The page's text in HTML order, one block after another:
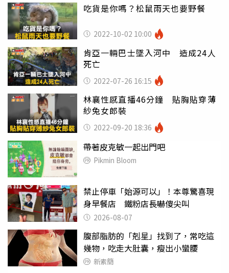
吃貨是你嗎？松鼠雨天也要野餐
2022-10-02 10:00
肯亞一輛巴士墜入河中 造成24人
死亡
2022-07-26 16:15
林襄性感直播46分鐘 貼胸貼穿薄
紗兔女郎裝
2022-09-20 18:36
帶著皮克敏一起出門吧
Pikmin Bloom
禁止停車「始源可以」！本尊驚喜現
身早餐店 鐵粉店長嚇傻尖叫
2026-08-07
腹部脂肪的「剋星」找到了，常吃這
幾物，吃走大肚囊，瘦出小蠻腰
新素簡